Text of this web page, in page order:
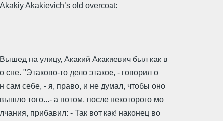
Akakiy Akakievich’s old overcoat:
Вышед на улицу, Акакий Акакиевич был как в
о сне. "Этаково-то дело этакое, - говорил о
н сам себе, - я, право, и не думал, чтобы оно
вышло того...- а потом, после некоторого мо
лчания, прибавил: - Так вот как! наконец во